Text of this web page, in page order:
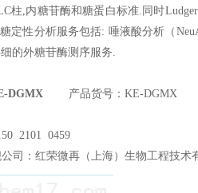
柱,内糖苷酶和糖蛋白标准.同时
定性分析服务包括: 唾液酸分析（
的外糖苷酶测序服务.
DGMX 产品货号：KE-DGMX
0459
司：红荣微再（上海）生物工程技术